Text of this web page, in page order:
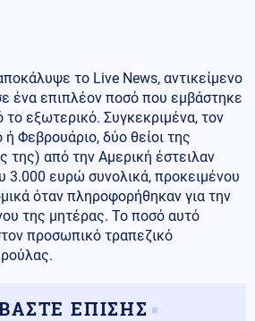
το Live News, αντικείμενο
ένα επιπλέον ποσό που εμβάστηκε
εξωτερικό. Συγκεκριμένα, τον
Φεβρουάριο, δύο θείοι της
της) από την Αμερική έστειλαν
3.000 ευρώ συνολικά, προκειμένου
όταν πληροφορήθηκαν για την
της μητέρας. Το ποσό αυτό
προσωπικό τραπεζικό
ΕΠΙΣΗΣ